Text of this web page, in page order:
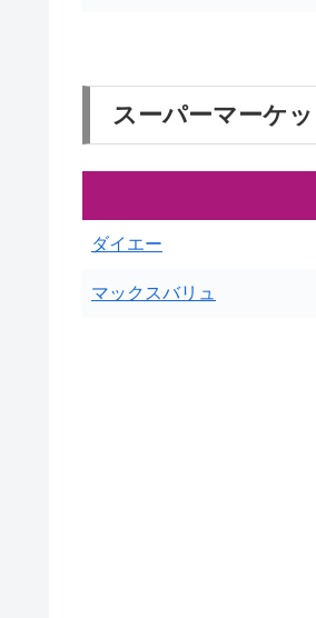
スーパーマーケッ
ダイエー
マックスバリュ